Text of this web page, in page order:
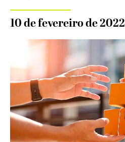
10 de fevereiro de 2022